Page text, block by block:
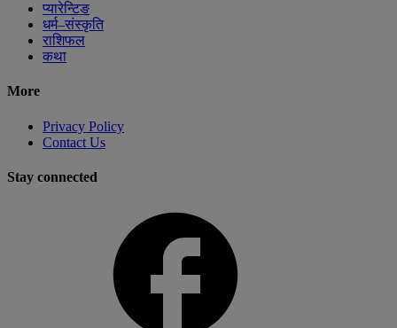
प्यारेन्टिङ
धर्म–संस्कृति
राशिफल
कथा
More
Privacy Policy
Contact Us
Stay connected